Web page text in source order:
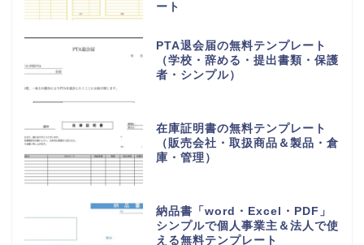
ート
PTA退会届の無料テンプレート
（学校・辞める・提出書類・保護
者・シンプル）
在庫証明書の無料テンプレート
（販売会社・取扱商品＆製品・倉
庫・管理）
納品書「word・Excel・PDF」
シンプルで個人事業主＆法人で使
える無料テンプレート